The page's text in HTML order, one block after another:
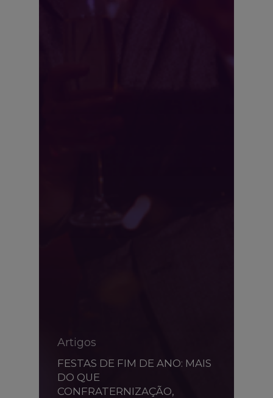
Artigos
FESTAS DE FIM DE ANO: MAIS
DO QUE
CONFRATERNIZAÇÃO,